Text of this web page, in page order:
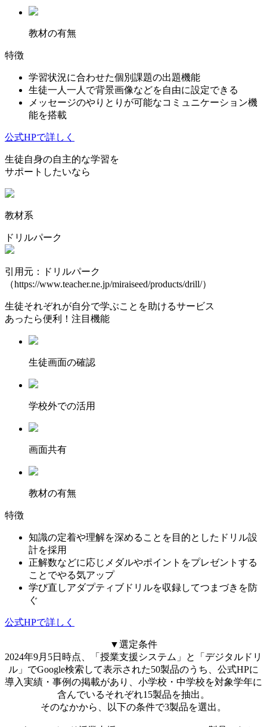
教材の有無
特徴
学習状況に合わせた個別課題の出題機能
生徒一人一人で背景画像などを自由に設定できる
メッセージのやりとりが可能なコミュニケーション機
能を搭載
公式HPで詳しく
生徒自身の自主的な学習を
サポートしたいなら
教材系
ドリルパーク
引用元：ドリルパーク
（https://www.teacher.ne.jp/miraiseed/products/drill/）
生徒それぞれが自分で学ぶことを助けるサービス
あったら便利！注目機能
⽣徒画⾯の確認
学校外での活用
画面共有
教材の有無
特徴
知識の定着や理解を深めることを目的としたドリル設
計を採用
正解数などに応じメダルやポイントをプレゼントする
ことでやる気アップ
学び直しアダプティブドリルを収録してつまづきを防
ぐ
公式HPで詳しく
▼選定条件
2024年9月5日時点、「授業支援システム」と「デジタルドリ
ル」でGoogle検索して表示された50製品のうち、公式HPに
導入実績・事例の掲載があり、小学校・中学校を対象学年に
含んでいるそれぞれ15製品を抽出。
そのなかから、以下の条件で3製品を選出。